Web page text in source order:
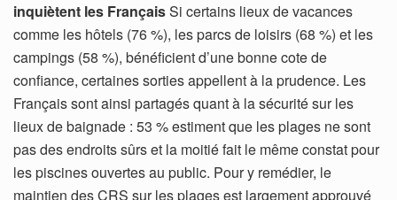
inquiètent les FrançaisSi certains lieux de vacances
comme les hôtels (76 %), les parcs de loisirs (68 %) et les
campings (58 %), bénéficient d’une bonne cote de
confiance, certaines sorties appellent à la prudence. Les
Français sont ainsi partagés quant à la sécurité sur les
lieux de baignade : 53 % estiment que les plages ne sont
pas des endroits sûrs et la moitié fait le même constat pour
les piscines ouvertes au public. Pour y remédier, le
maintien des CRS sur les plages est largement approuvé